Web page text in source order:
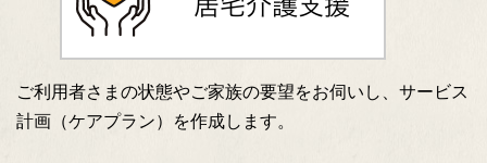
ご利用者さまの状態やご家族の要望をお伺いし、サービス
計画（ケアプラン）を作成します。